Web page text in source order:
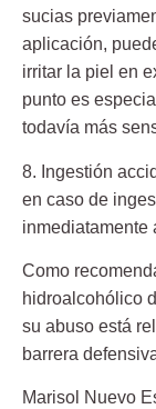
sucias
aplicación,
irritar la piel en
punto es
todavía más
8. Ingestión
en caso de
inmediatamente
Como
hidroalcohólico
su abuso está
barrera
Marisol Nuevo